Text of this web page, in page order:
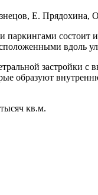
Е. Прядохина,
состоит
вдоль
застройки
образуют
кв.м.